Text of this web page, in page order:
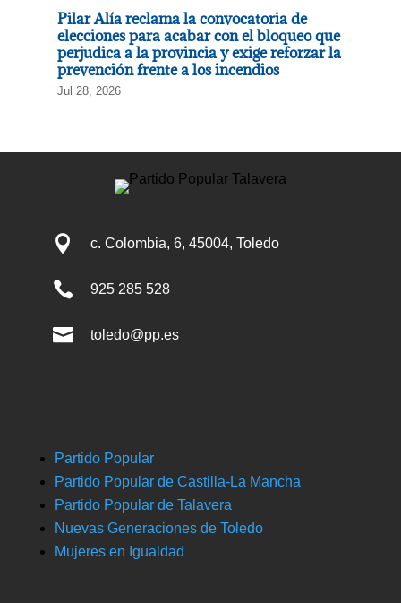
Pilar Alía reclama la convocatoria de
elecciones para acabar con el bloqueo que
perjudica a la provincia y exige reforzar la
prevención frente a los incendios
Jul 28, 2026
 c. Colombia, 6, 45004, Toledo
 925 285 528
 toledo@pp.es
Partido Popular
Partido Popular de Castilla-La Mancha
Partido Popular de Talavera
Nuevas Generaciones de Toledo
Mujeres en Igualdad